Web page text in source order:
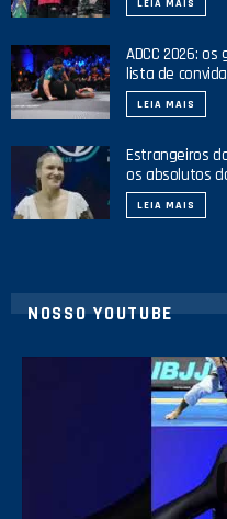
LEIA MAIS
ADCC 2026:
lista de
LEIA MAIS
Estrangeiros
os absolutos
LEIA MAIS
NOSSO YOUTUBE